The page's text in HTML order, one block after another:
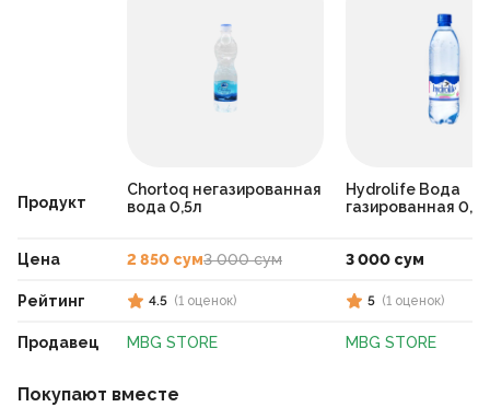
Продукт
Цена
Рейтинг
Продавец
Chortoq негазированная
вода 0,5л
2 850 сум3 000 сум
4.5 (1 оценок)
MBG STORE
Hydrolife Вода
газированная 0,5л
3 000 сум
5 (1 оценок)
MBG STORE
Покупают вместе